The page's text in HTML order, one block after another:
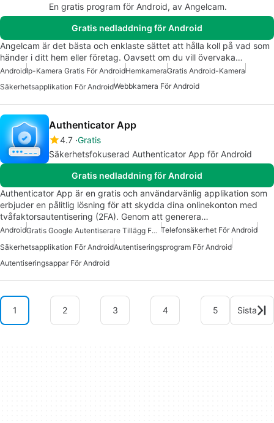
En gratis program för Android, av Angelcam.
Gratis nedladdning för Android
Angelcam är det bästa och enklaste sättet att hålla koll på vad som
händer i ditt hem eller företag. Oavsett om du vill övervaka…
AndroidIp-Kamera Gratis För AndroidHemkameraGratis Android-Kamera
Säkerhetsapplikation För AndroidWebbkamera För Android
Authenticator App
4.7 Gratis
Säkerhetsfokuserad Authenticator App för Android
Gratis nedladdning för Android
Authenticator App är en gratis och användarvänlig applikation som
erbjuder en pålitlig lösning för att skydda dina onlinekonton med
tvåfaktorsautentisering (2FA). Genom att generera…
Android Gratis Google Autentiserare Tillägg För Android Telefonsäkerhet För Android
Säkerhetsapplikation För AndroidAutentiseringsprogram För Android
Autentiseringsappar För Android
1 2 3 4 5 Sista